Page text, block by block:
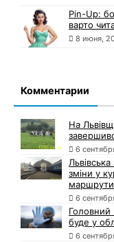
Pin-Up:
варто
8 июня,
Комментарии
На
6
зміни у
маршрути
6
Головний
буде у
6